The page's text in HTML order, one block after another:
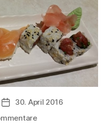
Veröffentlichungsdatum
30. April 2016
zu